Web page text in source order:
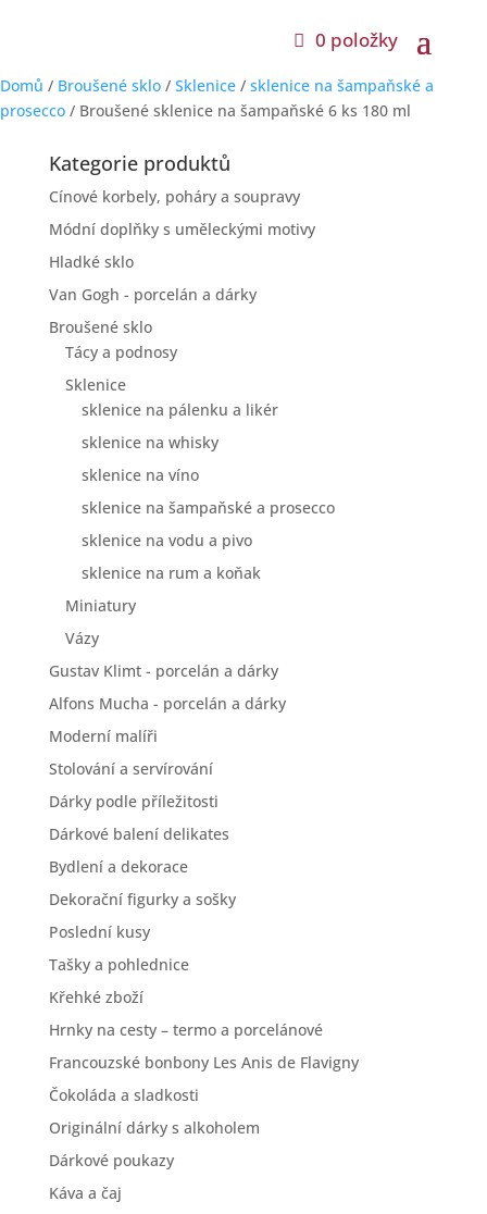
0 položky
Domů / Broušené sklo / Sklenice / sklenice na šampaňské a
prosecco / Broušené sklenice na šampaňské 6 ks 180 ml
Kategorie produktů
Cínové korbely, poháry a soupravy
Módní doplňky s uměleckými motivy
Hladké sklo
Van Gogh - porcelán a dárky
Broušené sklo
Tácy a podnosy
Sklenice
sklenice na pálenku a likér
sklenice na whisky
sklenice na víno
sklenice na šampaňské a prosecco
sklenice na vodu a pivo
sklenice na rum a koňak
Miniatury
Vázy
Gustav Klimt - porcelán a dárky
Alfons Mucha - porcelán a dárky
Moderní malíři
Stolování a servírování
Dárky podle příležitosti
Dárkové balení delikates
Bydlení a dekorace
Dekorační figurky a sošky
Poslední kusy
Tašky a pohlednice
Křehké zboží
Hrnky na cesty – termo a porcelánové
Francouzské bonbony Les Anis de Flavigny
Čokoláda a sladkosti
Originální dárky s alkoholem
Dárkové poukazy
Káva a čaj